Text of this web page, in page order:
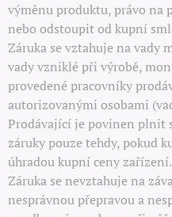
výměnu produktu, právo na
nebo odstoupit od kupní
Záruka se vztahuje na vady
vady vzniklé při výrobě,
provedené pracovníky
autorizovanými osobami
Prodávající je povinen plnit
záruky pouze tehdy, pokud
úhradou kupní ceny zařízení.
Záruka se nevztahuje na
nesprávnou přepravou a